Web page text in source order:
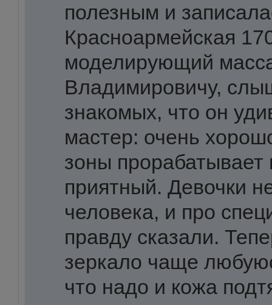
полезным и
Красноармейская
моделирующий
Владимировичу,
знакомых, что он
мастер: очень
зоны прорабатывает
приятный. Девочки
человека, и про
правду сказали.
зеркало чаще
что надо и кожа